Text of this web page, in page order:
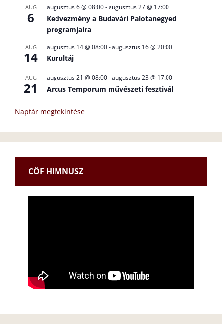
AUG
6
augusztus 6 @ 08:00-augusztus 27 @ 17:00
Kedvezmény a Budavári Palotanegyed
programjaira
AUG
14
augusztus 14 @ 08:00-augusztus 16 @ 20:00
Kurultáj
AUG
21
augusztus 21 @ 08:00-augusztus 23 @ 17:00
Arcus Temporum művészeti fesztivál
Naptár megtekintése
CÖF HIMNUSZ